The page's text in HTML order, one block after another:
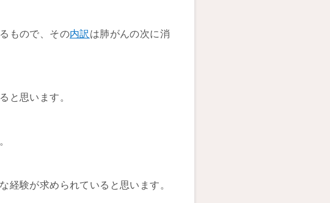
もので、その内訳 は肺がんの次に消
と思います。
経験が求められていると思います。